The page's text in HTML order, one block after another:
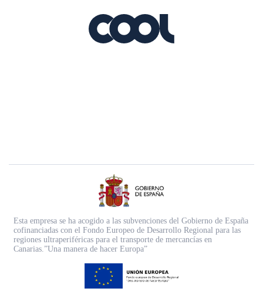
Esta empresa se ha acogido a las subvenciones del Gobierno de España
cofinanciadas con el Fondo Europeo de Desarrollo Regional para las
regiones ultraperiféricas para el transporte de mercancías en
Canarias.”Una manera de hacer Europa”